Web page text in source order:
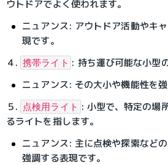
ウトドアでよく使われます。
ニュアンス: アウトドア活動やキ
現です。
４. 携帯ライト : 持ち運び可能な小型
ニュアンス: その大小や機能性を強
５.
点検用ライト : 小型で、特定の場
るライトを指します。
ニュアンス: 主に点検や探索など
強調する表現です。